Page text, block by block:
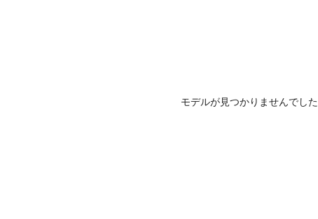
モデルが見つかりませんでした